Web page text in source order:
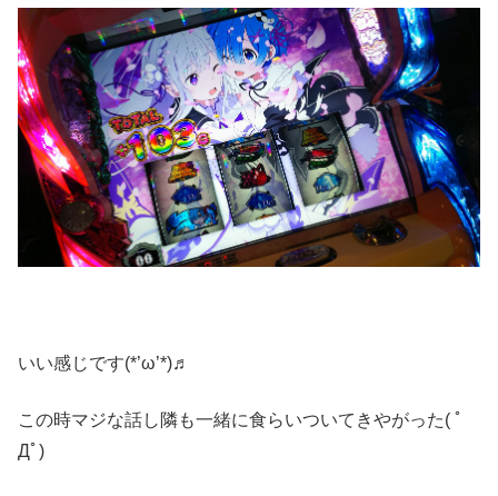
いい感じです(*’ω’*)♬
この時マジな話し隣も一緒に食らいついてきやがった( ﾟ
Дﾟ)